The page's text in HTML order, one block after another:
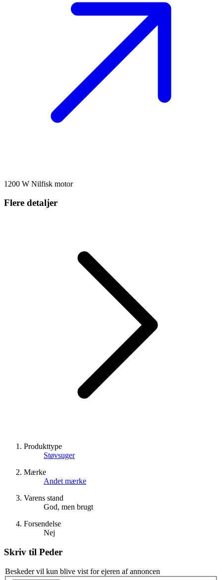
1200 W Nilfisk motor
Flere detaljer
Produkttype
Støvsuger
Mærke
Andet mærke
Varens stand
God, men brugt
Forsendelse
Nej
Skriv til Peder
Beskeder vil kun blive vist for ejeren af annoncen